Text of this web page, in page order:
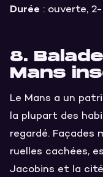
Durée : ouverte,
8.
Mans
Le Mans a un
la plupart des
regardé. Façades
ruelles cachées,
Jacobins et la